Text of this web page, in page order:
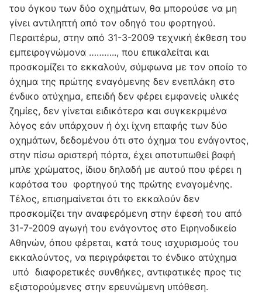
του όγκου των δύο οχημάτων, θα μπορούσε να μη
γίνει αντιληπτή από τον οδηγό του φορτηγού.
Περαιτέρω, στην από 31-3-2009 τεχνική έκθεση του
εμπειρογνώμονα ……….., που επικαλείται και
προσκομίζει το εκκαλούν, σύμφωνα με τον οποίο το
όχημα της πρώτης εναγόμενης δεν ενεπλάκη στο
ένδικο ατύχημα, επειδή δεν φέρει εμφανείς υλικές
ζημίες, δεν γίνεται ειδικότερα και συγκεκριμένα
λόγος εάν υπάρχουν ή όχι ίχνη επαφής των δύο
οχημάτων, δεδομένου ότι στο όχημα του ενάγοντος,
στην πίσω αριστερή πόρτα, έχει αποτυπωθεί βαφή
μπλε χρώματος, ίδιου δηλαδή με αυτού που φέρει η
καρότσα του φορτηγού της πρώτης εναγομένης.
Τέλος, επισημαίνεται ότι το εκκαλούν δεν
προσκομίζει την αναφερόμενη στην έφεσή του από
31-7-2009 αγωγή του ενάγοντος στο Ειρηνοδικείο
Αθηνών, όπου φέρεται, κατά τους ισχυρισμούς του
εκκαλούντος, να περιγράφεται το ένδικο ατύχημα
υπό διαφορετικές συνθήκες, αντιφατικές προς τις
εξιστορούμενες στην ερευνώμενη υπόθεση.